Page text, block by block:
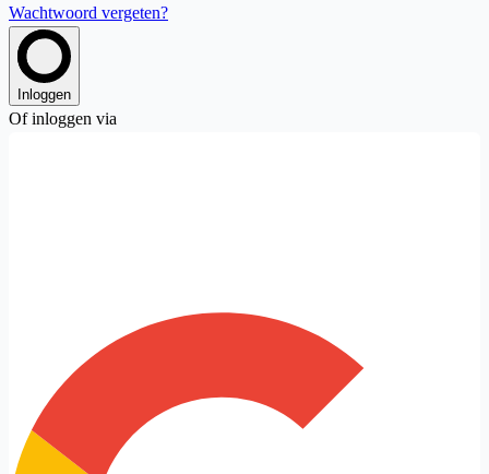
Wachtwoord vergeten?
Inloggen
Of inloggen via